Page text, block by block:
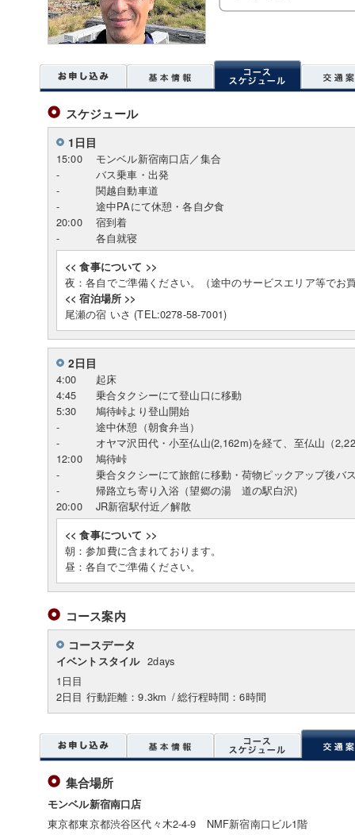
スケジュール
1日目
15:00
モンベル新宿南口店／集合
-
バス乗車・出発
-
関越自動車道
-
途中PAにて休憩・各自夕食
20:00
宿到着
-
各自就寝
<< 食事について >>
夜：各自でご準備ください。（途中のサービスエリア等でお
<< 宿泊場所 >>
尾瀬の宿 いさ (TEL:0278-58-7001)
2日目
4:00
起床
4:45
乗合タクシーにて登山口に移動
5:30
鳩待峠より登山開始
-
途中休憩（朝食弁当）
-
オヤマ沢田代・小至仏山(2,162m)を経て、至仏山（
12:00
鳩待峠
-
乗合タクシーにて旅館に移動・荷物ピックアップ後バ
-
帰路立ち寄り入浴（望郷の湯 道の駅白沢)
20:00
JR新宿駅付近／解散
<< 食事について >>
朝：参加費に含まれております。
昼：各自でご準備ください。
コース案内
コースデータ
イベントスタイル 2days
1日目
2日目 行動距離：9.3km /総行程時間：6時間
集合場所
モンベル新宿南口店
東京都東京都渋谷区代々木2-4-9 NMF新宿南口ビル1階